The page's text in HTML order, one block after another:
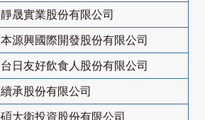
靜晟實業股份有限公司
本源興國際開發股份有限公司
台日友好飲食人股份有限公司
續承股份有限公司
碩大衛投資股份有限公司